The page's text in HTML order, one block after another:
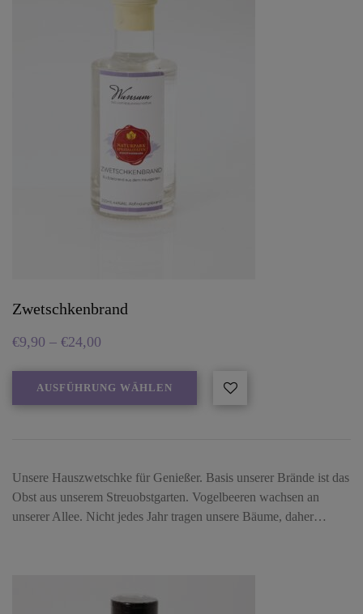
Zwetschkenbrand
€9,90 – €24,00
AUSFÜHRUNG WÄHLEN
Unsere Hauszwetschke für Genießer. Basis unserer Brände ist das
Obst aus unserem Streuobstgarten. Vogelbeeren wachsen an
unserer Allee. Nicht jedes Jahr tragen unsere Bäume, daher…